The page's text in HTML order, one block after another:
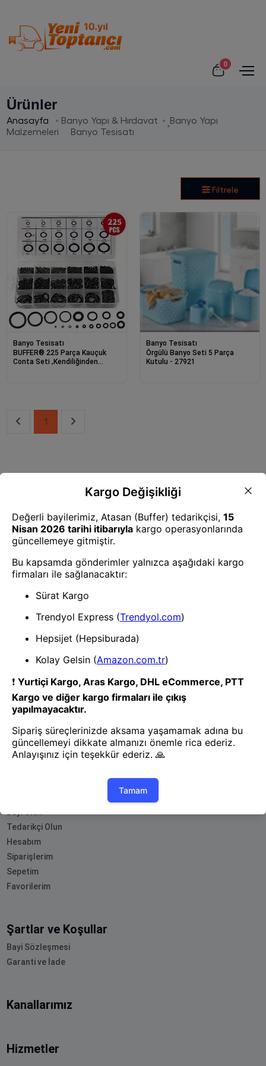
0
Ürünler
Anasayfa Banyo Yapı & Hırdavat
Banyo Yapı
Malzemeleri
Banyo Tesisatı
Filtrele
Banyo Tesisatı
BUFFER® 225 Parça Kauçuk
Conta Seti ,Kendiliğinden
Banyo Tesisatı
Örgülü Banyo Seti 5 Parça
Kutulu - 27921
1
- Yenilik ve hızı keşfedin, işinizi
App Store Google Play
Hakkımızda
Akademi
Bilgi Merkezi
Yete Import
Yol Haritamız
Bayi Olun
Tedarikçi Olun
Hesabım
Siparişlerim
Sepetim
Favorilerim
Şartlar ve Koşullar
Bayi Sözleşmesi
Garanti ve İade
Kanallarımız
Hizmetler